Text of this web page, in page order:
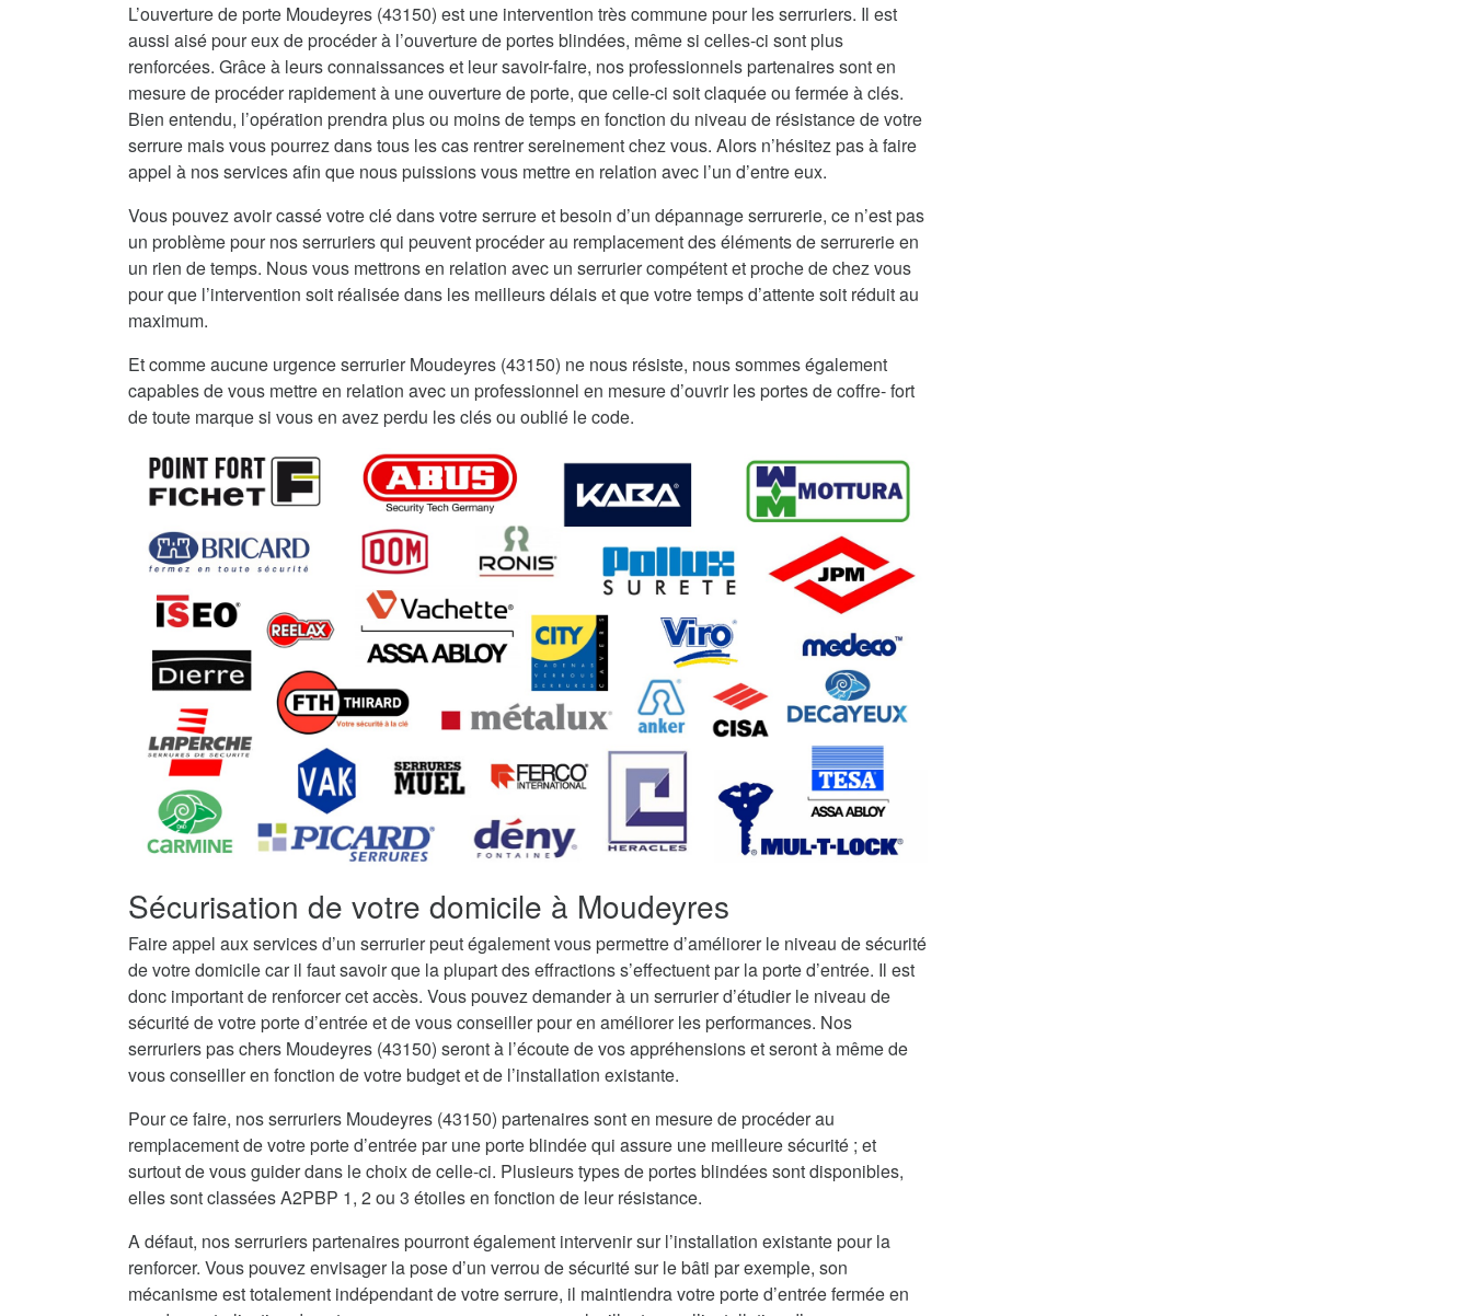
L’ouverture de porte Moudeyres (43150) est une intervention très commune pour les serruriers. Il est
aussi aisé pour eux de procéder à l’ouverture de portes blindées, même si celles-ci sont plus
renforcées. Grâce à leurs connaissances et leur savoir-faire, nos professionnels partenaires sont en
mesure de procéder rapidement à une ouverture de porte, que celle-ci soit claquée ou fermée à clés.
Bien entendu, l’opération prendra plus ou moins de temps en fonction du niveau de résistance de votre
serrure mais vous pourrez dans tous les cas rentrer sereinement chez vous. Alors n’hésitez pas à faire
appel à nos services afin que nous puissions vous mettre en relation avec l’un d’entre eux.
Vous pouvez avoir cassé votre clé dans votre serrure et besoin d’un dépannage serrurerie, ce n’est pas
un problème pour nos serruriers qui peuvent procéder au remplacement des éléments de serrurerie en
un rien de temps. Nous vous mettrons en relation avec un serrurier compétent et proche de chez vous
pour que l’intervention soit réalisée dans les meilleurs délais et que votre temps d’attente soit réduit au
maximum.
Et comme aucune urgence serrurier Moudeyres (43150) ne nous résiste, nous sommes également
capables de vous mettre en relation avec un professionnel en mesure d’ouvrir les portes de coffre- fort
de toute marque si vous en avez perdu les clés ou oublié le code.
Sécurisation de votre domicile à Moudeyres
Faire appel aux services d’un serrurier peut également vous permettre d’améliorer le niveau de sécurité
de votre domicile car il faut savoir que la plupart des effractions s’effectuent par la porte d’entrée. Il est
donc important de renforcer cet accès. Vous pouvez demander à un serrurier d’étudier le niveau de
sécurité de votre porte d’entrée et de vous conseiller pour en améliorer les performances. Nos
serruriers pas chers Moudeyres (43150) seront à l’écoute de vos appréhensions et seront à même de
vous conseiller en fonction de votre budget et de l’installation existante.
Pour ce faire, nos serruriers Moudeyres (43150) partenaires sont en mesure de procéder au
remplacement de votre porte d’entrée par une porte blindée qui assure une meilleure sécurité ; et
surtout de vous guider dans le choix de celle-ci. Plusieurs types de portes blindées sont disponibles,
elles sont classées A2PBP 1, 2 ou 3 étoiles en fonction de leur résistance.
A défaut, nos serruriers partenaires pourront également intervenir sur l’installation existante pour la
renforcer. Vous pouvez envisager la pose d’un verrou de sécurité sur le bâti par exemple, son
mécanisme est totalement indépendant de votre serrure, il maintiendra votre porte d’entrée fermée en